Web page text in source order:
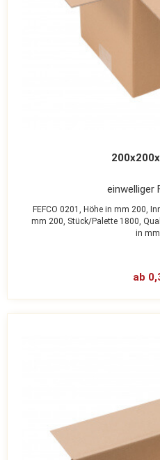
einwelliger
FEFCO 0201, Höhe in mm 200,
mm 200, Stück/Palette 1800,
in
ab